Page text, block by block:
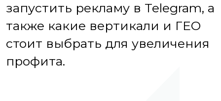
запустить рекламу в Telegram, а
также какие вертикали и ГЕО
стоит выбрать для увеличения
профита.